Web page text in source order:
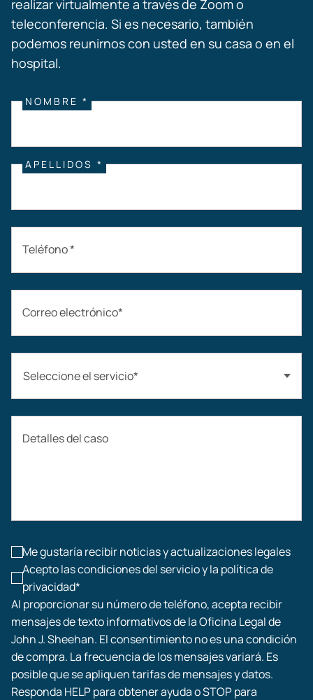
realizar virtualmente a través de Zoom o
teleconferencia. Si es necesario, también
podemos reunirnos con usted en su casa o en el
hospital.
NOMBRE *
APELLIDOS *
Teléfono *
Correo electrónico*
Seleccione el servicio*
Accidentes automovilísticos
Lesiones laborales
Detalles del caso
Me gustaría recibir noticias y actualizaciones legales
Acepto las condiciones del servicio y la política de
privacidad*
Al proporcionar su número de teléfono, acepta recibir
mensajes de texto informativos de la Oficina Legal de
John J. Sheehan. El consentimiento no es una condición
de compra. La frecuencia de los mensajes variará. Es
posible que se apliquen tarifas de mensajes y datos.
Responda HELP para obtener ayuda o STOP para